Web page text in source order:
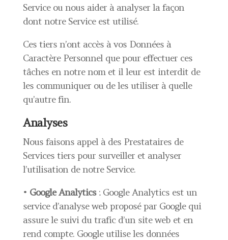
Service ou nous aider à analyser la façon
dont notre Service est utilisé.
Ces tiers n’ont accès à vos Données à
Caractère Personnel que pour effectuer ces
tâches en notre nom et il leur est interdit de
les communiquer ou de les utiliser à quelle
qu’autre fin.
Analyses
Nous faisons appel à des Prestataires de
Services tiers pour surveiller et analyser
l’utilisation de notre Service.
• Google Analytics: Google Analytics est un
service d’analyse web proposé par Google qui
assure le suivi du trafic d’un site web et en
rend compte. Google utilise les données